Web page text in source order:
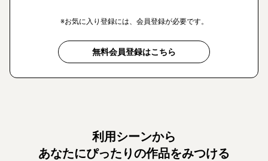
※お気に入り登録には、会員登録が必要です。
無料会員登録はこちら
利用シーンから
あなたにぴったりの作品をみつける